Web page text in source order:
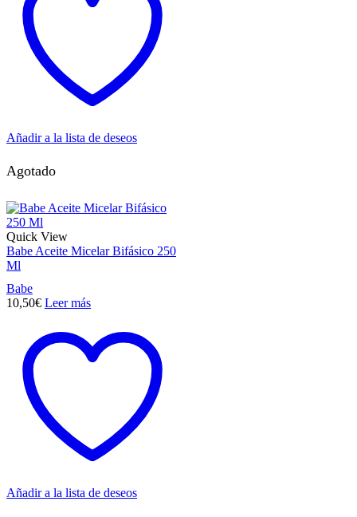
Añadir a la lista de deseos
Agotado
Quick View
Babe Aceite Micelar Bifásico 250
Ml
Babe
10,50€ Leer más
Añadir a la lista de deseos